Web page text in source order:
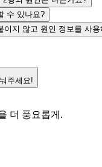
수 있나요?
이지 않고 원인 정보를 사용
주세요!
더 풍요롭게.